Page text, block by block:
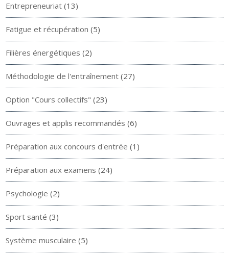
Entrepreneuriat (13)
Fatigue et récupération (5)
Filières énergétiques (2)
Méthodologie de l'entraînement (27)
Option "Cours collectifs" (23)
Ouvrages et applis recommandés (6)
Préparation aux concours d'entrée (1)
Préparation aux examens (24)
Psychologie (2)
Sport santé (3)
Système musculaire (5)